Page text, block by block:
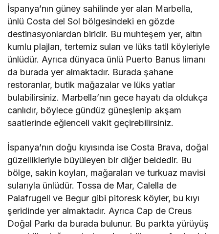
İspanya’nın güney sahilinde yer alan Marbella,
ünlü Costa del Sol bölgesindeki en gözde
destinasyonlardan biridir. Bu muhteşem yer, altın
kumlu plajları, tertemiz suları ve lüks tatil köyleriyle
ünlüdür. Ayrıca dünyaca ünlü Puerto Banus limanı
da burada yer almaktadır. Burada şahane
restoranlar, butik mağazalar ve lüks yatlar
bulabilirsiniz. Marbella’nın gece hayatı da oldukça
canlıdır, böylece gündüz güneşlenip akşam
saatlerinde eğlenceli vakit geçirebilirsiniz.
İspanya’nın doğu kıyısında ise Costa Brava, doğal
güzellikleriyle büyüleyen bir diğer beldedir. Bu
bölge, sakin koyları, mağaraları ve turkuaz mavisi
sularıyla ünlüdür. Tossa de Mar, Calella de
Palafrugell ve Begur gibi pitoresk köyler, bu kıyı
şeridinde yer almaktadır. Ayrıca Cap de Creus
Doğal Parkı da burada bulunur. Bu parkta yürüyüş